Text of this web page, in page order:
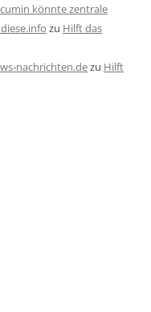
könnte zentrale
zu Hilft das
nachrichten.dezu Hilft